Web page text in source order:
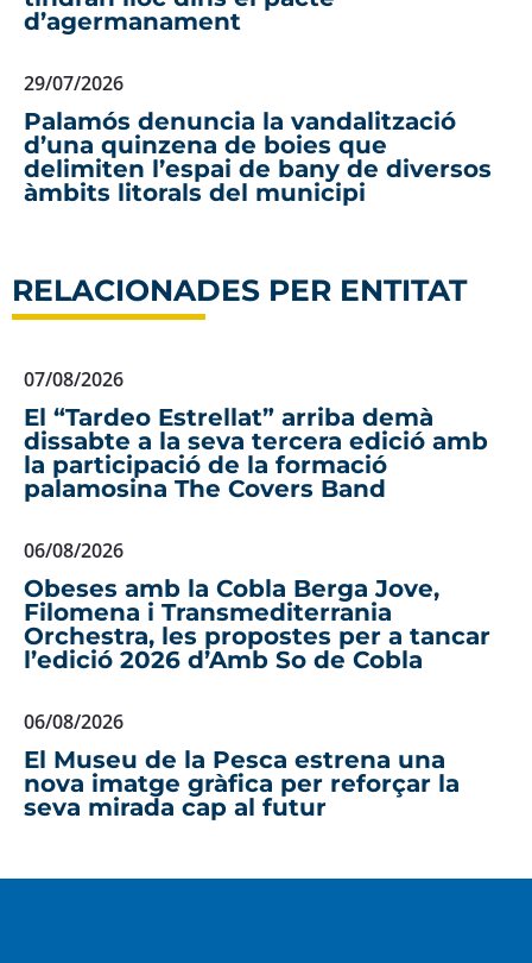
d’agermanament
29/07/2026
Palamós denuncia la vandalització
d’una quinzena de boies que
delimiten l’espai de bany de diversos
àmbits litorals del municipi
RELACIONADES PER ENTITAT
07/08/2026
El “Tardeo Estrellat” arriba demà
dissabte a la seva tercera edició amb
la participació de la formació
palamosina The Covers Band
06/08/2026
Obeses amb la Cobla Berga Jove,
Filomena i Transmediterrania
Orchestra, les propostes per a tancar
l’edició 2026 d’Amb So de Cobla
06/08/2026
El Museu de la Pesca estrena una
nova imatge gràfica per reforçar la
seva mirada cap al futur